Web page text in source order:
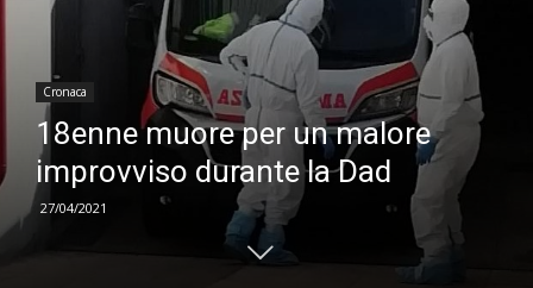
Cronaca
18enne muore per un malore
improvviso durante la Dad
27/04/2021